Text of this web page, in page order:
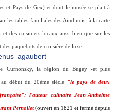
et Pays de Gex) et dont le musée se plait à
les tables familiales des Aindinois, à la carte
et des cuisiniers locaux aussi bien que sur les
paquebots de croisière de luxe.
Curnonsky, la région du Bugey -et plus
début du 20ème siècle "le pays de deux
l'auteur culinaire Jean-Anthelme
Pernollet(ouvert en 1821 et fermé depuis